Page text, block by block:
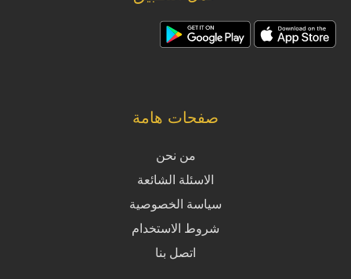
صفحات هامة
من نحن
الاسئلة الشائعة
سياسة الخصوصية
شروط الاستخدام
اتصل بنا